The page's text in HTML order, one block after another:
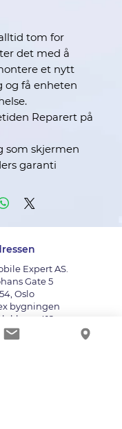
tom for
det med å
et nytt
og få enheten
Reparert på
som skjermen
garanti
Expert AS.
Gate 5
Oslo
bygningen
: 412
til fjerde etasje